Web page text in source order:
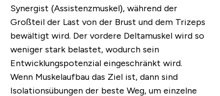
Synergist (Assistenzmuskel), während der
Großteil der Last von der Brust und dem Trizeps
bewältigt wird. Der vordere Deltamuskel wird so
weniger stark belastet, wodurch sein
Entwicklungspotenzial eingeschränkt wird.
Wenn Muskelaufbau das Ziel ist, dann sind
Isolationsübungen der beste Weg, um einzelne